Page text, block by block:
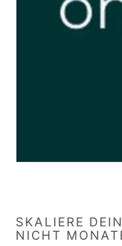
SKALIERE
NICHT